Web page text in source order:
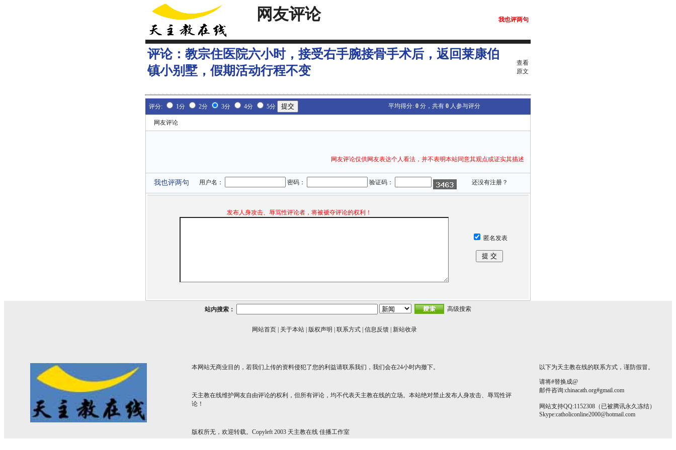
网友评论 我也评两句
评论： 教宗住医院六小时，接受右手腕接骨手术后，返回莱康伯
镇小别墅，假期活动行程不变
查看
原文
评分: 1分 2分 3分 4分 5分 平均得分: 0 分，共有 0 人参与评分
网友评论
网友评论仅供网友表达个人看法，并不表明本站同意其观点或证实其描述
我也评两句 用户名： 密码： 验证码： 还没有注册？
发布人身攻击、辱骂性评论者，将被褫夺评论的权利！
匿名发表
站内搜索： 高级搜索
网站首页 关于本站 版权声明 联系方式 信息反馈 新站收录
本网站无商业目的，若我们上传的资料侵犯了您的利益请联系我们，我们会在24小时内撤下。
天主教在线维护网友自由评论的权利，但所有评论，均不代表天主教在线的立场。本站绝对禁止发布人身攻击、辱骂性评
论！
版权所无，欢迎转载。Copyleft 2003 天主教在线 佳播工作室
以下为天主教在线的联系方式，谨防假冒。
请将#替换成@
邮件咨询:chinacath.org#gmail.com
网站支持QQ:1152308（已被腾讯永久冻结）
Skype:catholiconline2000@hotmail.com